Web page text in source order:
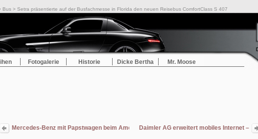
Bus > Setra präsentierte auf der Busfachmesse in Florida den neuen Reisebus ComfortClass S 407
Fotogalerie Historie Dicke Bertha Mr. Moose
Mercedes-Benz mit Papstwagen beim Amelia Island Concours d’Élegance 2011
Daimler AG erweitert mobiles Internet –